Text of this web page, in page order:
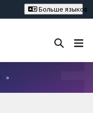
Больше языков